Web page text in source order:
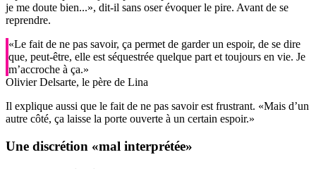
je me doute bien...», dit-il sans oser évoquer le pire. Avant de se
reprendre.
«Le fait de ne pas savoir, ça permet de garder un espoir, de se dire
que, peut-être, elle est séquestrée quelque part et toujours en vie. Je
m’accroche à ça.»
Olivier Delsarte, le père de Lina
Il explique aussi que le fait de ne pas savoir est frustrant. «Mais d’un
autre côté, ça laisse la porte ouverte à un certain espoir.»
Une discrétion «mal interprétée»